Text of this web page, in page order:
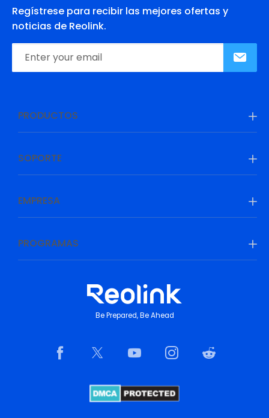
Regístrese para recibir las mejores ofertas y
noticias de Reolink.
PRODUCTOS
SOPORTE
EMPRESA
PROGRAMAS
Be Prepared, Be Ahead